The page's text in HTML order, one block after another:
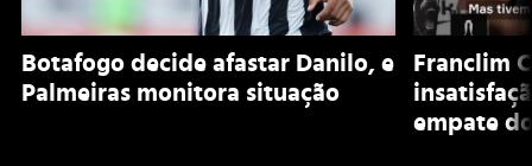
Botafogo decide afastar Danilo, e
Palmeiras monitora situação
Franclim
empate